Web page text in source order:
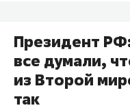
Президент
все думали,
из Второй
так